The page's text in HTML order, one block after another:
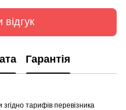
Гарантія
згідно тарифів перевізника